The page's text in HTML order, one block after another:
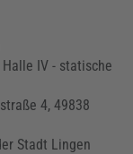
Halle IV - statische
4, 49838
Stadt Lingen